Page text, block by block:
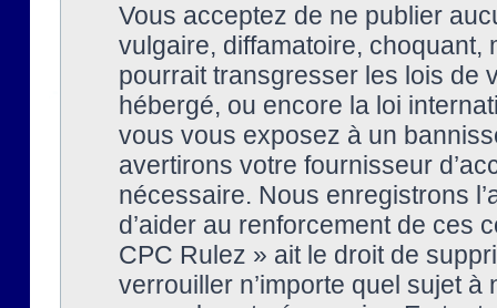
Vous acceptez de ne publier
vulgaire, diffamatoire, choquant,
pourrait transgresser les lois de
hébergé, ou encore la loi
vous vous exposez à un
avertirons votre fournisseur
nécessaire. Nous enregistrons
d’aider au renforcement de ces
CPC Rulez » ait le droit de
verrouiller n’importe quel sujet à